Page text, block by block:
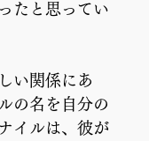
たと思ってい
い関係にあ
の名を自分の
イルは、彼が